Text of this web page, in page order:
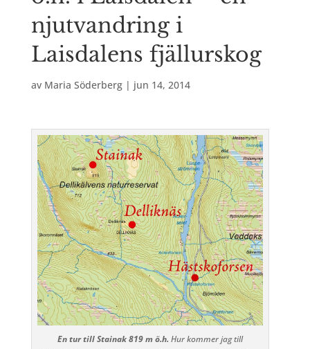
njutvandring i
Laisdalens fjällurskog
av Maria Söderberg| jun 14, 2014
En tur till Stainak 819 m ö.h. Hur kommer jag till